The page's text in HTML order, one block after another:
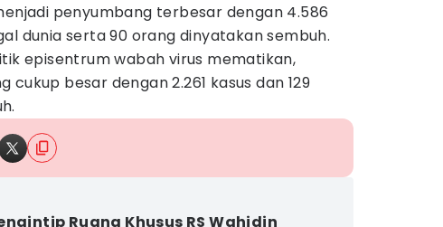
penyumbang terbesar dengan 4.586
dunia serta 90 orang dinyatakan sembuh.
episentrum wabah virus mematikan,
cukup besar dengan 2.261 kasus dan 129
Ruang Khusus RS Wahidin